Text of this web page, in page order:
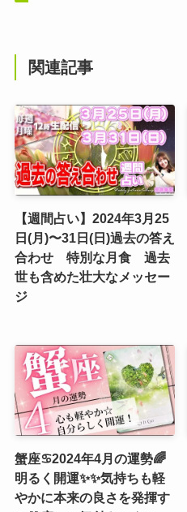
関連記事
【週間占い】2024年3月25
日(月)〜31日(日)過去の答え
合わせ 特別な月食 過去
世も含めた壮大なメッセー
ジ
蟹座♋️2024年4月の運勢🌈
明るく開運✨✨気持ちも軽
やかに本来の良さを発揮す